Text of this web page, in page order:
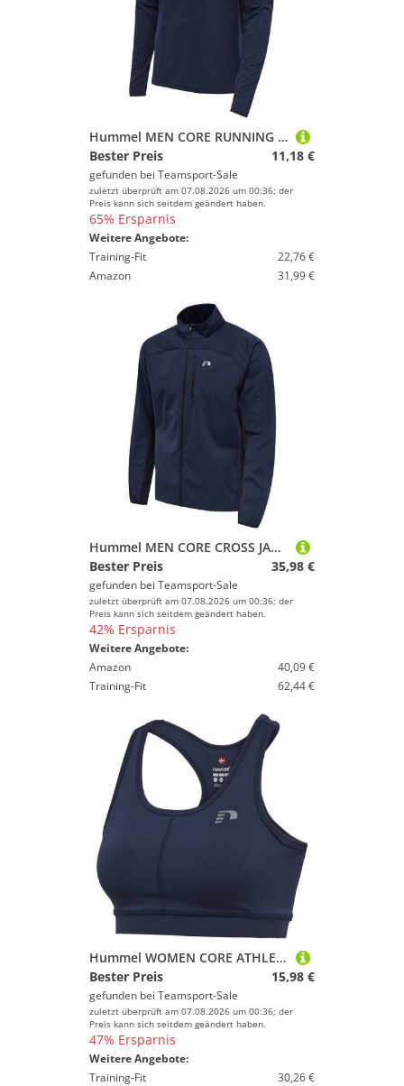
Hummel MEN CORE RUNNING T-SHIRT L/S - BLACK IRIS - XL
Bester Preis
11,18 €
gefunden bei Teamsport-Sale
zuletzt überprüft am 07.08.2026 um 00:36; der
Preis kann sich seitdem geändert haben.
65% Ersparnis
Weitere Angebote:
Training-Fit
22,76 €
Amazon
31,99 €
Hummel MEN CORE CROSS JACKET - BLACK IRIS - L
Bester Preis
35,98 €
gefunden bei Teamsport-Sale
zuletzt überprüft am 07.08.2026 um 00:36; der
Preis kann sich seitdem geändert haben.
42% Ersparnis
Weitere Angebote:
Amazon
40,09 €
Training-Fit
62,44 €
Hummel WOMEN CORE ATHLETIC TOP - BLACK IRIS - M
Bester Preis
15,98 €
gefunden bei Teamsport-Sale
zuletzt überprüft am 07.08.2026 um 00:36; der
Preis kann sich seitdem geändert haben.
47% Ersparnis
Weitere Angebote:
Training-Fit
30,26 €